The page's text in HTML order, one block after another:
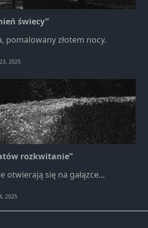
świecy”
pomalowany złotem nocy.
2025
rozkwitanie”
otwierają się na gałązce...
2025
Marketing
zainteresowania i
strony, zwiększasz
szansę na
zobaczenie
spersonalizowanych
treści i ofert.